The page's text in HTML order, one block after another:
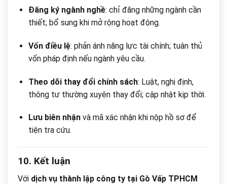
Đăng ký ngành nghề: chỉ đăng những ngành cần
thiết; bổ sung khi mở rộng hoạt động.
Vốn điều lệ: phản ánh năng lực tài chính; tuân thủ
vốn pháp định nếu ngành yêu cầu.
Theo dõi thay đổi chính sách: Luật, nghị định,
thông tư thường xuyên thay đổi; cập nhật kịp thời.
Lưu biên nhậnvà mã xác nhận khi nộp hồ sơ để
tiện tra cứu.
10. Kết luận
Với dịch vụ thành lập công ty tại Gò Vấp TPHCM